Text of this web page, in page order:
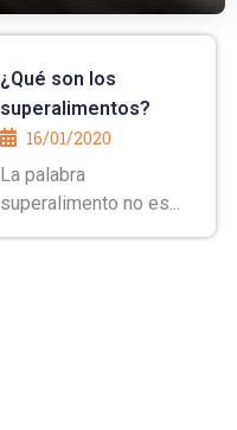
¿Qué son los
superalimentos?
16/01/2020
La palabra
superalimento no es...